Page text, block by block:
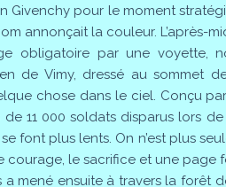
Givenchy pour le moment
annonçait la couleur. L’après-
obligatoire par une voyette,
de Vimy, dressé au sommet
chose dans le ciel. Conçu
11 000 soldats disparus lors
font plus lents. On n’est plus
courage, le sacrifice et une page
a mené ensuite à travers la forêt